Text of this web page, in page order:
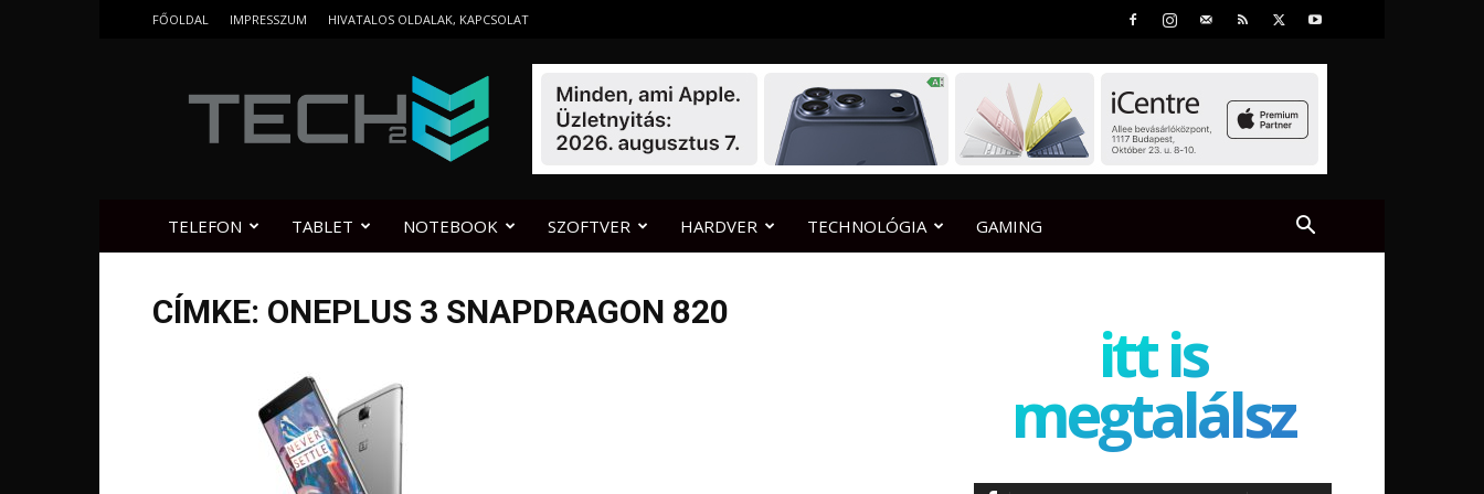
FŐOLDAL IMPRESSZUM HIVATALOS OLDALAK, KAPCSOLAT
TELEFON TABLET NOTEBOOK SZOFTVER HARDVER TECHNOLÓGIA GAMING
CÍMKE: ONEPLUS 3 SNAPDRAGON 820
itt is
megtalálsz